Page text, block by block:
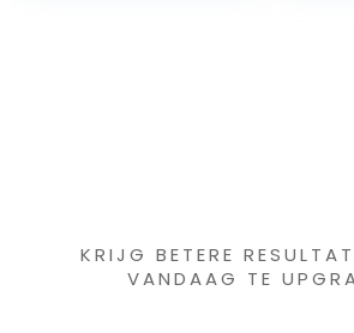
KRIJG BETERE
VANDAAG TE